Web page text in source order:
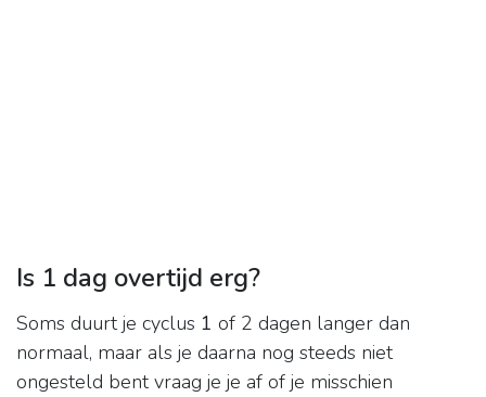
Is 1 dag overtijd erg?
Soms duurt je cyclus 1 of 2 dagen langer dan
normaal, maar als je daarna nog steeds niet
ongesteld bent vraag je je af of je misschien